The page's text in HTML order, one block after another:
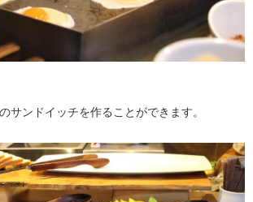
サンドイッチを作ることができます。